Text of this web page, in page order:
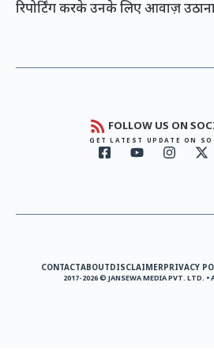
रिपोर्टिंग करके उनके लिए आवाज़
FOLLOW US ON
GET LATEST UPDATE ON
CONTACTABOUTDISCLAIMERPRIVACY
2017-2026 © JANSEWA MEDIA PVT. LTD. •